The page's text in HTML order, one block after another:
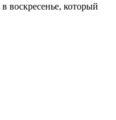
воскресенье, который